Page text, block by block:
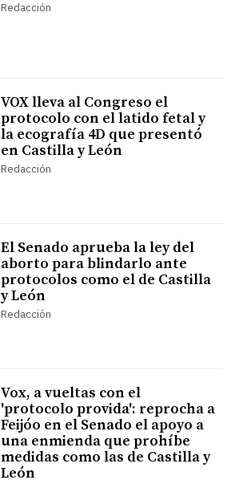
Redacción
VOX lleva al Congreso el
protocolo con el latido fetal y
la ecografía 4D que presentó
en Castilla y León
Redacción
El Senado aprueba la ley del
aborto para blindarlo ante
protocolos como el de Castilla
y León
Redacción
Vox, a vueltas con el
'protocolo provida': reprocha a
Feijóo en el Senado el apoyo a
una enmienda que prohíbe
medidas como las de Castilla y
León